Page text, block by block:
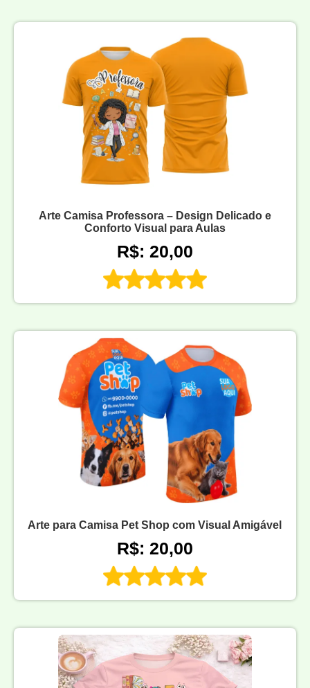
Arte Camisa Professora – Design Delicado e
Conforto Visual para Aulas
R$: 20,00
Arte para Camisa Pet Shop com Visual Amigável
R$: 20,00